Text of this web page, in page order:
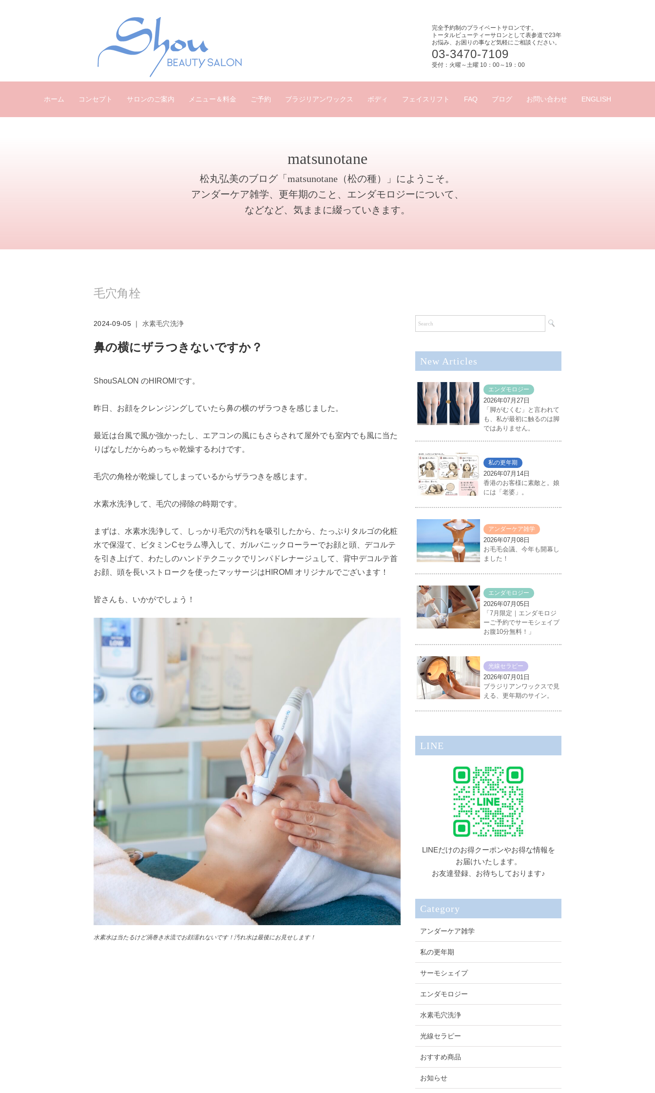
完全予約制のプライベートサロンです。
トータルビューティーサロンとして表参道で23年
お悩み、お困りの事など気軽にご相談ください。
03-3470-7109
受付：火曜～土曜 10：00～19：00
ホーム コンセプト サロンのご案内 メニュー＆料金 ご予約 ブラジリアンワックス ボディ フェイスリフト FAQ ブログ お問い合わせ ENGLISH
matsunotane
松丸弘美のブログ「matsunotane（松の種）」にようこそ。
アンダーケア雑学、更年期のこと、エンダモロジーについて、
などなど、気ままに綴っていきます。
毛穴角栓
2024-09-05 ｜ 水素毛穴洗浄
鼻の横にザラつきないですか？
ShouSALON のHIROMIです。
昨日、お顔をクレンジングしていたら鼻の横のザラつきを感じました。
最近は台風で風か強かったし、エアコンの風にもさらされて屋外でも室内でも風に当た
りぱなしだからめっちゃ乾燥するわけです。
毛穴の角栓が乾燥してしまっているからザラつきを感じます。
水素水洗浄して、毛穴の掃除の時期です。
まずは、水素水洗浄して、しっかり毛穴の汚れを吸引したから、たっぷりタルゴの化粧
水で保湿て、ビタミンCセラム導入して、ガルバニックローラーでお顔と頭、デコルテ
を引き上げて、わたしのハンドテクニックでリンパドレナージュして、背中デコルテ首
お顔、頭を長いストロークを使ったマッサージはHIROMI オリジナルでございます！
皆さんも、いかがでしょう！
水素水は当たるけど渦巻き水流でお顔濡れないです！汚れ水は最後にお見せします！
New Articles
エンダモロジー
2026年07月27日
「脚がむくむ」と言われて
も、私が最初に触るのは脚
ではありません。
私の更年期
2026年07月14日
香港のお客様に素敵と。娘
には「老婆」。
アンダーケア雑学
2026年07月08日
お毛毛会議、今年も開幕し
ました！
エンダモロジー
2026年07月05日
「7月限定｜エンダモロジ
ーご予約でサーモシェイプ
お腹10分無料！」
光線セラピー
2026年07月01日
ブラジリアンワックスで見
える、更年期のサイン。
LINE
LINEだけのお得クーポンやお得な情報を
お届けいたします。
お友達登録、お待ちしております♪
Category
アンダーケア雑学
私の更年期
サーモシェイプ
エンダモロジー
水素毛穴洗浄
光線セラピー
おすすめ商品
お知らせ